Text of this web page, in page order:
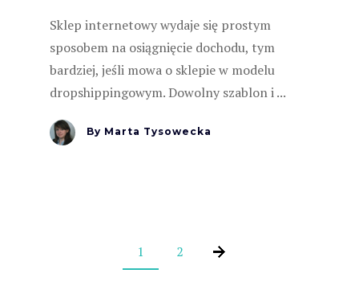
Sklep internetowy wydaje się prostym
sposobem na osiągnięcie dochodu, tym
bardziej, jeśli mowa o sklepie w modelu
dropshippingowym. Dowolny szablon i ...
By Marta Tysowecka
1 2